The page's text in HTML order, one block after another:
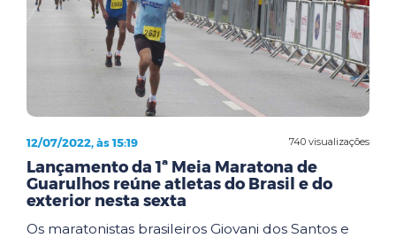
740 visualizações
12/07/2022, às 15:19
Lançamento da 1ª Meia Maratona de
Guarulhos reúne atletas do Brasil e do
exterior nesta sexta
Os maratonistas brasileiros Giovani dos Santos e